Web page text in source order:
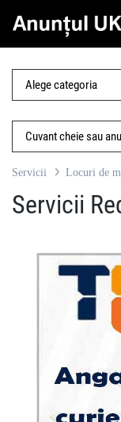
Servicii Locuri de
Servicii